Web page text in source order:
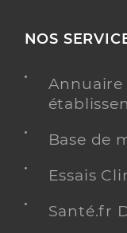
NOS
Annuaire
Base de
Essais
Santé.fr